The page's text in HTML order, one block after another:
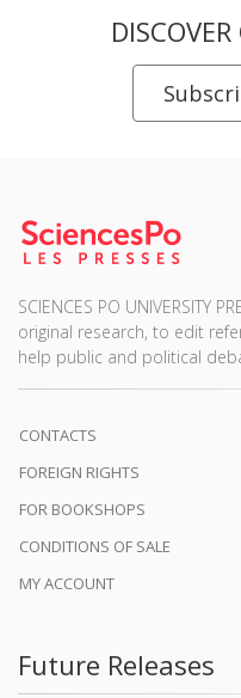
SCIENCES PO UNIVERSITY
original research, to edit
help public and political
CONTACTS
FOREIGN RIGHTS
FOR BOOKSHOPS
CONDITIONS OF SALE
MY ACCOUNT
Future Releases